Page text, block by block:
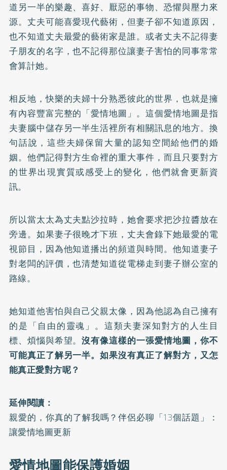
道另一半的樂趣、喜好、厭惡的事物、恐懼與壓力來
源。丈夫可能喜愛現代藝術，但妻子卻不知道原因，
也不知道丈夫最愛的藝術家是誰。或者丈夫不記得妻
子朋友的名字，也不記得那位讓妻子害怕的同事常常
會算計她。
相反地，快樂的夫婦十分熟悉彼此的世界，也就是擁
有內容豐富完整的「愛情地圖」。這個愛情地圖是指
夫妻腦中儲存另一半生活裡所有相關訊息的地方。換
句話說，這些夫婦保留大量的認知空間給他們的婚
姻。他們記得對方生命裡的重大事件，而且只要對方
的世界出現實質或感受上的變化，他們就會更新資
訊。
所以當太太為丈夫點沙拉時，她會要求把沙拉醬放在
旁邊。如果妻子很晚才下班，丈夫會錄下她最愛的電
視節目，因為他知道播出的頻道與時間。他知道妻子
對老闆的評價，也清楚知道從電梯走到妻子辦公室的
路線。
她知道他害怕與自己父親太像，因為他認為自己擁有
的是「自由的靈魂」。這類夫妻深知對方的人生目
標、煩惱與希望。沒有像這樣的一張愛情地圖，你不
可能真正了解另一半。如果沒有真正了解對方，又怎
能真正愛對方呢？
延伸閱讀：
親愛的，你真的了解我嗎？伴侶必聊「13個話題」：
讓愛情地圖更新
愛情地圖能保護婚姻